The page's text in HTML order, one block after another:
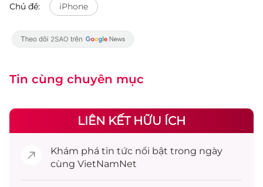
Chủ đề: iPhone
Tin cùng chuyên mục
LIÊN KẾT HỮU ÍCH
Khám phá tin tức nổi bật trong ngày
cùng VietNamNet